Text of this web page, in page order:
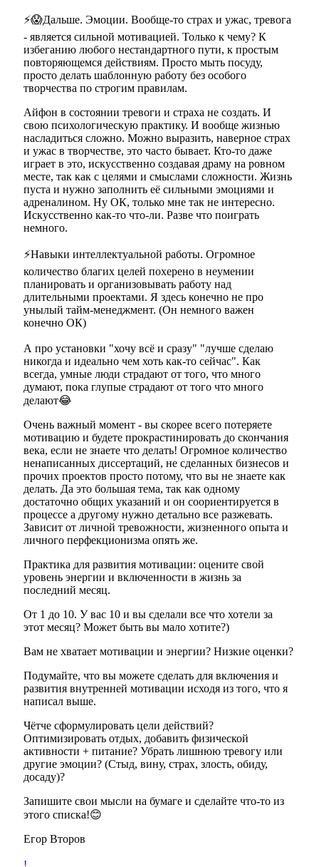
⚡😱Дальше. Эмоции. Вообще-то страх и ужас, тревога
- является сильной мотивацией. Только к чему? К
избеганию любого нестандартного пути, к простым
повторяющемся действиям. Просто мыть посуду,
просто делать шаблонную работу без особого
творчества по строгим правилам.
Айфон в состоянии тревоги и страха не создать. И
свою психологическую практику. И вообще жизнью
насладиться сложно. Можно выразить, наверное страх
и ужас в творчестве, это часто бывает. Кто-то даже
играет в это, искусственно создавая драму на ровном
месте, так как с целями и смыслами сложности. Жизнь
пуста и нужно заполнить её сильными эмоциями и
адреналином. Ну ОК, только мне так не интересно.
Искусственно как-то что-ли. Разве что поиграть
немного.
⚡Навыки интеллектуальной работы. Огромное
количество благих целей похерено в неумении
планировать и организовывать работу над
длительными проектами. Я здесь конечно не про
унылый тайм-менеджмент. (Он немного важен
конечно ОК)
А про установки "хочу всё и сразу" "лучше сделаю
никогда и идеально чем хоть как-то сейчас". Как
всегда, умные люди страдают от того, что много
думают, пока глупые страдают от того что много
делают😂
Очень важный момент - вы скорее всего потеряете
мотивацию и будете прокрастинировать до скончания
века, если не знаете что делать! Огромное количество
ненаписанных диссертаций, не сделанных бизнесов и
прочих проектов просто потому, что вы не знаете как
делать. Да это большая тема, так как одному
достаточно общих указаний и он соориентируется в
процессе а другому нужно детально все разжевать.
Зависит от личной тревожности, жизненного опыта и
личного перфекционизма опять же.
Практика для развития мотивации: оцените свой
уровень энергии и включенности в жизнь за
последний месяц.
От 1 до 10. У вас 10 и вы сделали все что хотели за
этот месяц? Может быть вы мало хотите?)
Вам не хватает мотивации и энергии? Низкие оценки?
Подумайте, что вы можете сделать для включения и
развития внутренней мотивации исходя из того, что я
написал выше.
Чётче сформулировать цели действий?
Оптимизировать отдых, добавить физической
активности + питание? Убрать лишнюю тревогу или
другие эмоции? (Стыд, вину, страх, злость, обиду,
досаду)?
Запишите свои мысли на бумаге и сделайте что-то из
этого списка!😊
Егор Второв
!